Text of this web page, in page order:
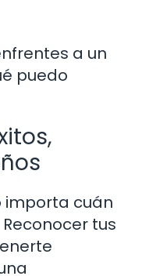
a un
puedo
importa cuán
tus